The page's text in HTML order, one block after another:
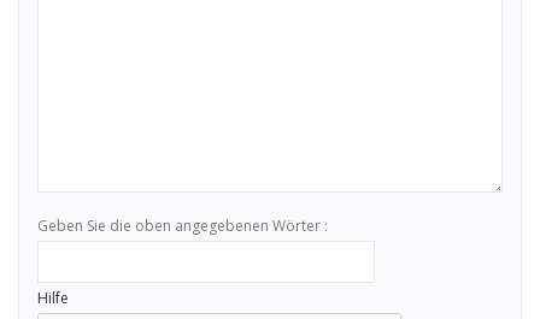
Geben Sie die oben angegebenen Wörter :
Hilfe